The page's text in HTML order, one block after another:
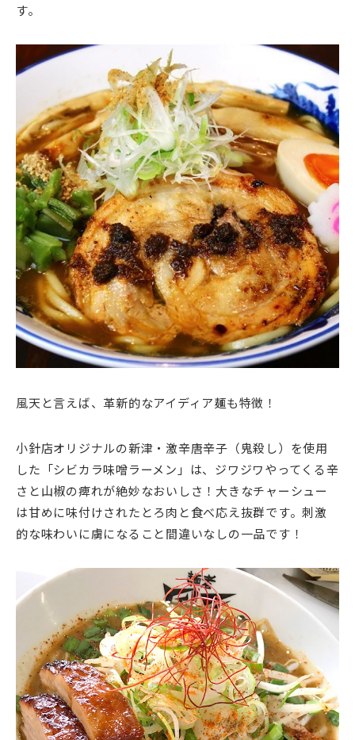
す。
風天と言えば、革新的なアイディア麺も特徴！
小針店オリジナルの新津・激辛唐辛子（鬼殺し）を使用
した「シビカラ味噌ラーメン」は、ジワジワやってくる辛
さと山椒の痺れが絶妙なおいしさ！大きなチャーシュー
は甘めに味付けされたとろ肉と食べ応え抜群です。刺激
的な味わいに虜になること間違いなしの一品です！